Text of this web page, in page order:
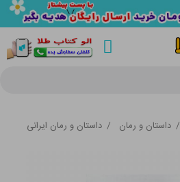
/ داستان و رمان / داستان و رمان ایرانی